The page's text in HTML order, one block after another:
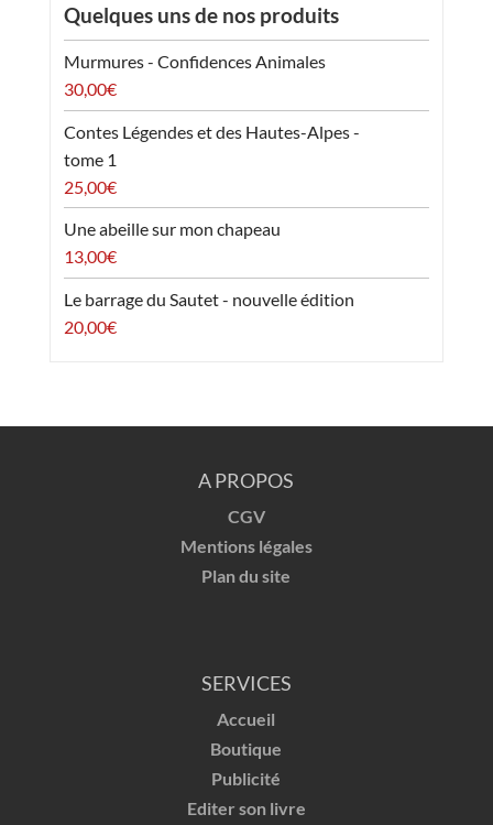
Quelques uns de nos produits
Murmures - Confidences Animales
30,00€
Contes Légendes et des Hautes-Alpes -
tome 1
25,00€
Une abeille sur mon chapeau
13,00€
Le barrage du Sautet - nouvelle édition
20,00€
A PROPOS
CGV
Mentions légales
Plan du site
SERVICES
Accueil
Boutique
Publicité
Editer son livre